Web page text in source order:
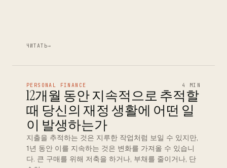
ЧИТАТЬ→
PERSONAL FINANCE 4 MIN
12개월 동안 지속적으로 추적할
때 당신의 재정 생활에 어떤 일
이 발생하는가
지출을 추적하는 것은 지루한 작업처럼 보일 수 있지만,
1년 동안 이를 지속하는 것은 변화를 가져올 수 있습니
다. 큰 구매를 위해 저축을 하거나, 부채를 줄이거나, 단